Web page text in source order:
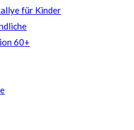
für Kinder
60+